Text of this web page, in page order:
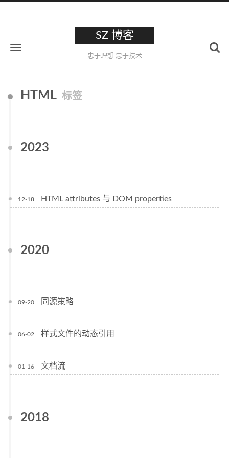
SZ 博客
忠于理想 忠于技术
HTML 标签
2023
12-18 HTML attributes 与 DOM properties
2020
09-20 同源策略
06-02 样式文件的动态引用
01-16 文档流
2018